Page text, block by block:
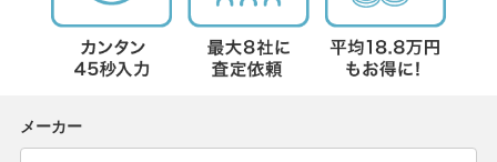
メーカー